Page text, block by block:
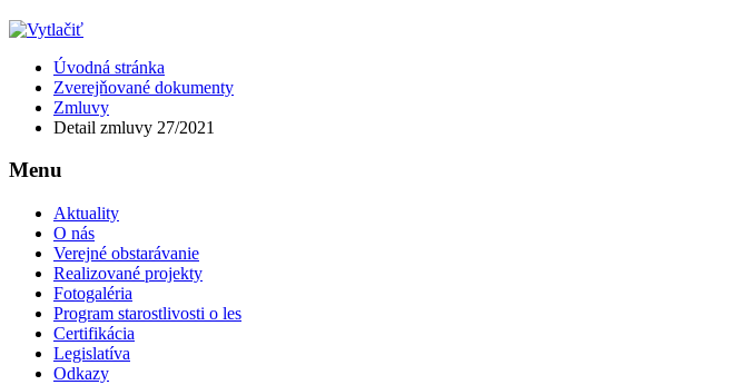
Úvodná stránka
Zverejňované dokumenty
Zmluvy
Detail zmluvy 27/2021
Menu
Aktuality
O nás
Verejné obstarávanie
Realizované projekty
Fotogaléria
Program starostlivosti o les
Certifikácia
Legislatíva
Odkazy